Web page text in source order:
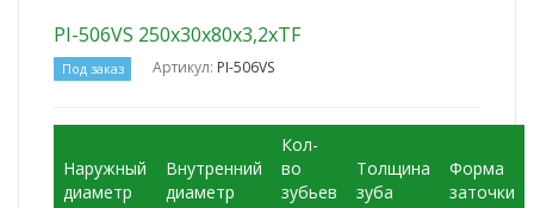
PI-506VS 250x30x80x3,2xTF
Под заказ Артикул: PI-506VS
Наружный
диаметр
Внутренний
диаметр
Кол-
во
зубьев
Толщина
зуба
Форма
заточки